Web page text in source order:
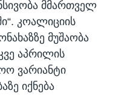
მმართველ
კოალიციის
მუშაობა
აპრილის
ვარიანტი
იქნება